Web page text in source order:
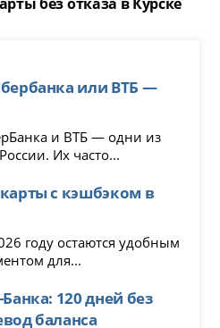
или ВТБ —
и ВТБ — одни из
Их часто...
с кэшбэком в
году остаются удобным
для...
120 дней без
баланса